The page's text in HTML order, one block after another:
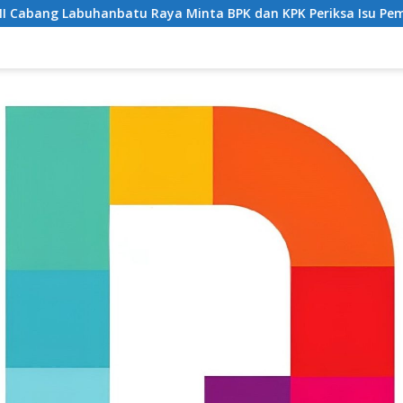
Minta BPK dan KPK Periksa Isu Pemotongan JKN di